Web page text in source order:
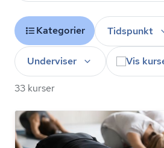
Kategorier Tidspunkt
Underviser Vis
33 kurser